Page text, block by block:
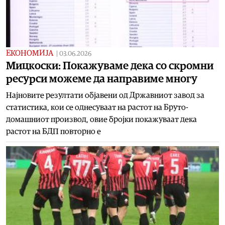
ЕКОНОМИЈА 03.06.2026
Мицкоски: Покажуваме дека со скромни
ресурси можеме да направиме многу
Најновите резултати објавени од Државниот завод за
статистика, кои се однесуваат на растот на Бруто-
домашниот производ, овие бројки покажуваат дека
растот на БДП повторно е